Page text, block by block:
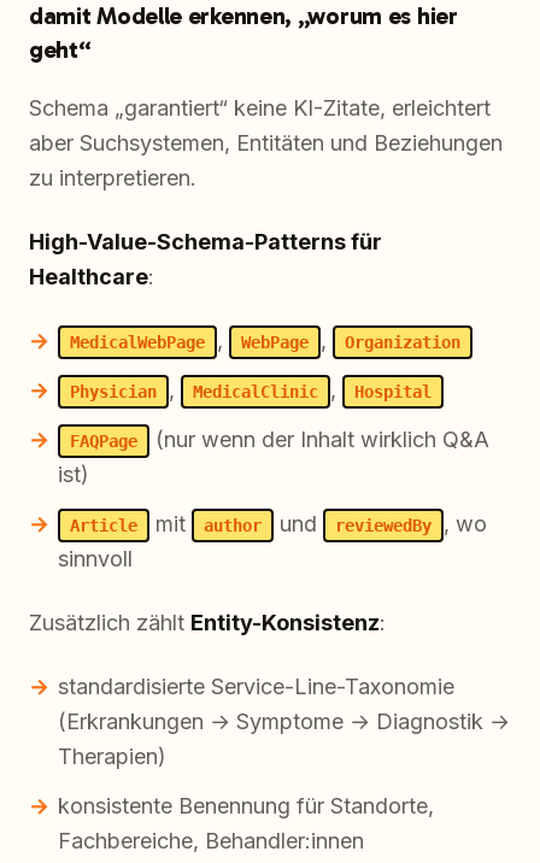
damit Modelle erkennen, „worum es hier
geht“
Schema „garantiert“ keine KI-Zitate, erleichtert
aber Suchsystemen, Entitäten und Beziehungen
zu interpretieren.
High-Value-Schema-Patterns für
Healthcare:
MedicalWebPage , WebPage , Organization
Physician , MedicalClinic , Hospital
FAQPage
(nur wenn der Inhalt wirklich Q&A
ist)
Article mit author und reviewedBy
, wo
sinnvoll
Zusätzlich zählt Entity-Konsistenz:
standardisierte Service-Line-Taxonomie
(Erkrankungen → Symptome → Diagnostik →
Therapien)
konsistente Benennung für Standorte,
Fachbereiche, Behandler:innen